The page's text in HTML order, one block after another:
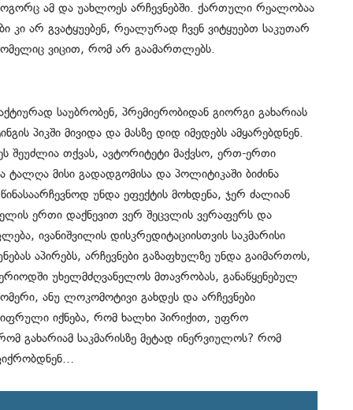
ამ და უახლოეს არჩევნებში. ქართული რეალობაა
არ გვატყუებენ, რეალურად ჩვენ ვიტყუებთ საკუთარ
ვიცით, რომ არ გაამართლებს.
საუბრობენ, პრემიერობიდან გიორგი გახარიას
პიკში მივიდა და მასზე დიდ იმედებს ამყარებდნენ.
შეუძლია თქვას, ავტორიტეტი მაქვსო, ერთ-ერთი
მისი გადადგომისა და პოლიტიკაში ბიძინა
უნდა ეფექტის მოხდენა, ჯერ ძალიან
ერთი დაქნევით ვერ შეცვლის ვერაფერს და
ივანიშვილის დისკრედიტაციისთვის საკმარისი
აპირებს, არჩევნები გაზაფხულზე უნდა გაიმართოს,
უხელმძღვანელოს მთავრობას, განაწყენებულ
ანუ ლოკომოტივი გახდეს და არჩევნები
იქნება, რომ ხალხი პირიქით, უფრო
გახარიამ საკმარისზე მეტად ინერვიულოს? რომ